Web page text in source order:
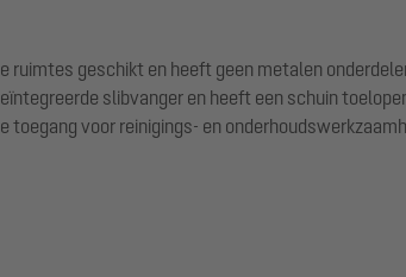
geschikt en heeft geen metalen
slibvanger en heeft een schuin
voor reinigings- en